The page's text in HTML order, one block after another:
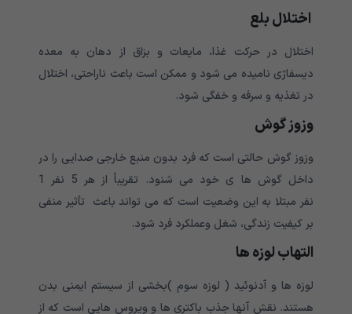
اختلال بلع
اختلال در حرکت غذا، مایعات و بزاق از دهان به معده
دیسفاژی نامیده می شود و ممکن است باعث ناراحتی، اختلال
در تغذیه و سرفه و خفگی شود.
وزوز گوش
وزوز گوش حالتی است که فرد بدون منبع خارجی صدایی را در
داخل گوش ها ی خود می شنود. تقریباً از هر 5 نفر 1
نفر مبتلا به این وضعیت است که می تواند باعث تأثیر منفی
بر کیفیت زندگی، شغل وعملکرد فرد شود.
التهاب لوزه ها
لوزه ها و آدنوئید ( لوزه سوم )بخشی از سیستم ایمنی بدن
هستند. نقش آنها جذب باکتری ها و ویروس هایی است که از